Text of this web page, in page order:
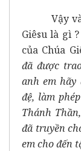
Vậy vào
Giêsu là gì
của Chúa
đã được
anh em
đệ, làm
Thánh
đã truyền
em cho đến